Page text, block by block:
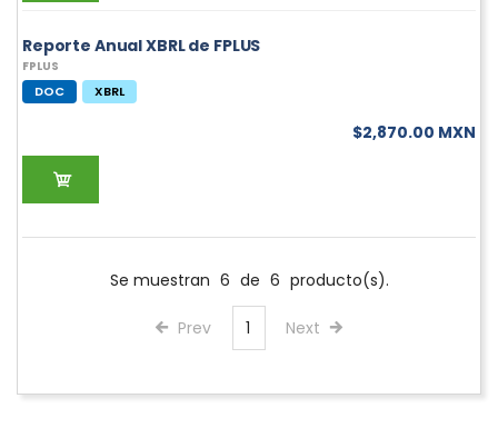
Reporte Anual XBRL de FPLUS
FPLUS
DOC XBRL
$2,870.00 MXN
Se muestran 6 de 6 producto(s).
Prev 1 Next